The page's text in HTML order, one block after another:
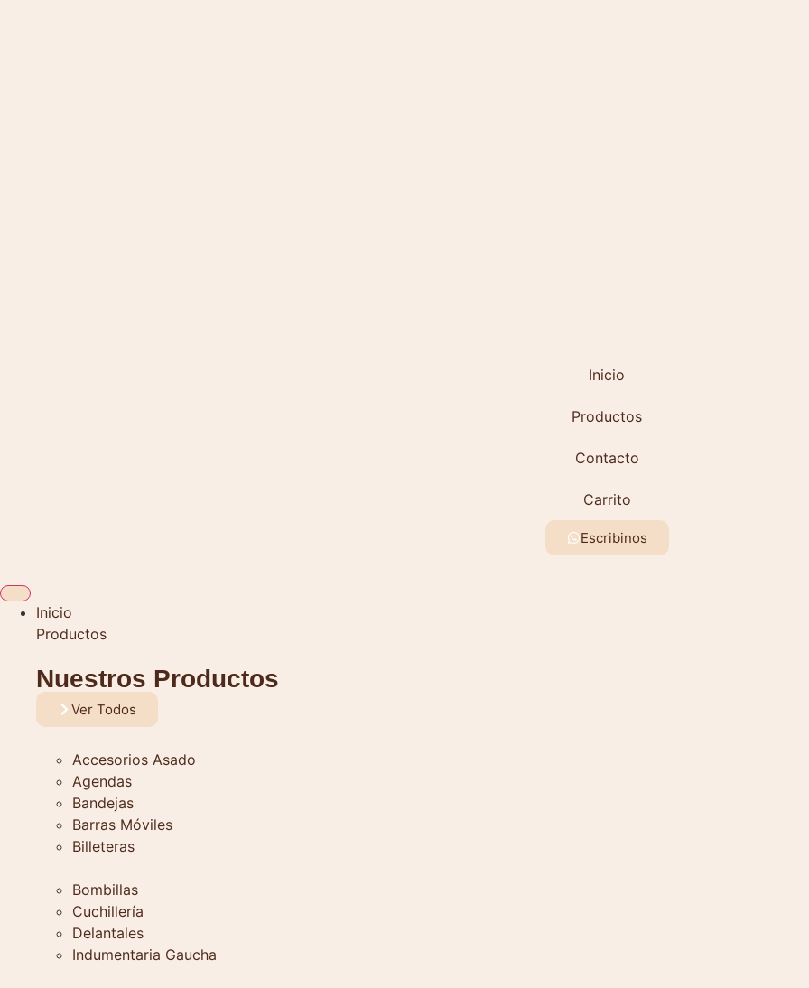
Inicio
Productos
Contacto
Carrito
Escribinos
Inicio
Productos
Nuestros Productos
Ver Todos
Accesorios Asado
Agendas
Bandejas
Barras Móviles
Billeteras
Bombillas
Cuchillería
Delantales
Indumentaria Gaucha